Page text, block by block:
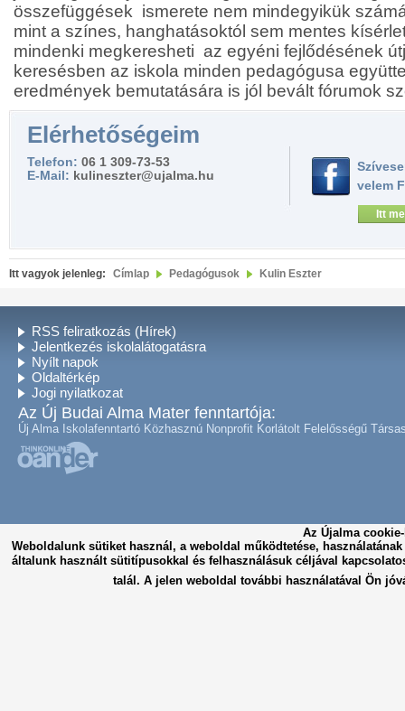
összefüggések ismerete nem mindegyikük
mint a színes, hanghatásoktól sem mentes
mindenki megkeresheti az egyéni fejlődésének
keresésben az iskola minden pedagógusa
eredmények bemutatására is jól bevált fórumok
Elérhetőségeim
Telefon: 06 1 309-73-53
E-Mail: kulineszter@ujalma.hu
velem
Itt
Itt vagyok jelenleg: Címlap Pedagógusok Kulin Eszter
RSS feliratkozás (Hírek)
Jelentkezés iskolalátogatásra
Nyílt napok
Oldaltérkép
Jogi nyilatkozat
Az Új Budai Alma Mater fenntartója:
Új Alma Iskolafenntartó Közhasznú Nonprofit Korlátolt Felelősségű
Weboldalunk sütiket használ, a weboldal működtetése,
általunk használt sütitípusokkal és felhasználásuk céljával
talál. A jelen weboldal további használatával Ön
Az Újalma